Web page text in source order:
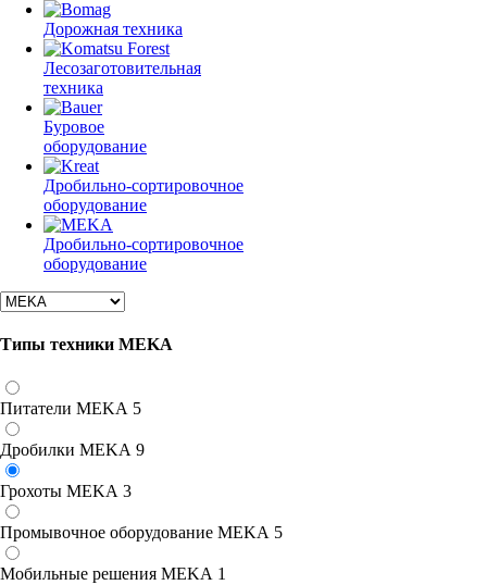
Дорожная техника
Лесозаготовительная
техника
Буровое
оборудование
Дробильно-сортировочное
оборудование
Дробильно-сортировочное
оборудование
Типы техники MEKA
Питатели MEKA 5
Дробилки MEKA 9
Грохоты MEKA 3
Промывочное оборудование MEKA 5
Мобильные решения MEKA 1